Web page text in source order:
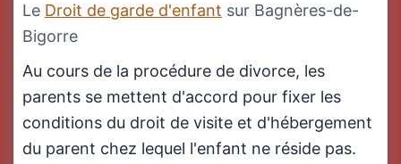
Le Droit de garde d'enfant sur Bagnères-de-
Bigorre
Au cours de la procédure de divorce, les
parents se mettent d'accord pour fixer les
conditions du droit de visite et d'hébergement
du parent chez lequel l'enfant ne réside pas.